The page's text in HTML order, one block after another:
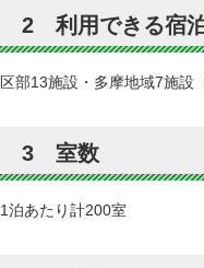
2 利用できる宿
区部13施設・多摩地域7施設
3 室数
1泊あたり計200室